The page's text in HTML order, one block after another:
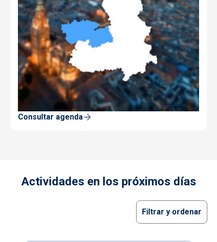
Consultar agenda
Actividades en los próximos días
Filtrar y ordenar